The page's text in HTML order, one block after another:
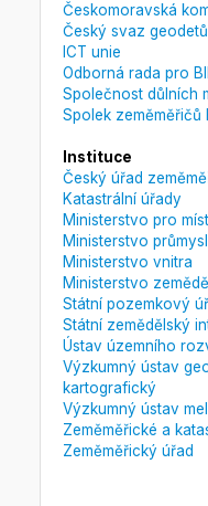
Českomoravská
Český svaz
ICT unie
Odborná rada pro
Společnost důlních
Spolek zeměměřičů
Instituce
Český úřad
Katastrální úřady
Ministerstvo pro
Ministerstvo
Ministerstvo vnitra
Ministerstvo
Státní pozemkový
Státní zemědělský
Ústav územního
Výzkumný ústav
kartografický
Výzkumný ústav
Zeměměřické a
Zeměměřický úřad